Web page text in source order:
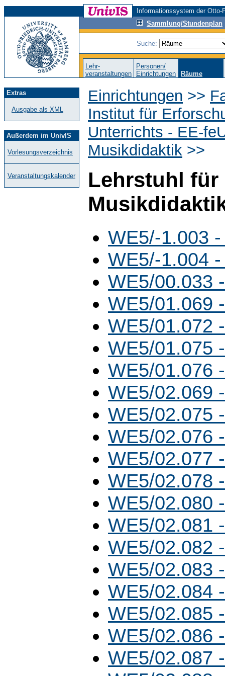
Informationssystem der
Sammlung/Stundenplan
Suche:
Lehr-
veranstaltungen
Personen/
Einrichtungen
Räume
Extras
Ausgabe als XML
Außerdem im UnivIS
Vorlesungsverzeichnis
Veranstaltungskalender
Einrichtungen >>
Institut für
Unterrichts - EE-
Musikdidaktik >>
Lehrstuhl für
WE5/-1.003
WE5/-1.004
WE5/00.033
WE5/01.069
WE5/01.072
WE5/01.075
WE5/01.076
WE5/02.069
WE5/02.075
WE5/02.076
WE5/02.077
WE5/02.078
WE5/02.080
WE5/02.081
WE5/02.082
WE5/02.083
WE5/02.084
WE5/02.085
WE5/02.086
WE5/02.087